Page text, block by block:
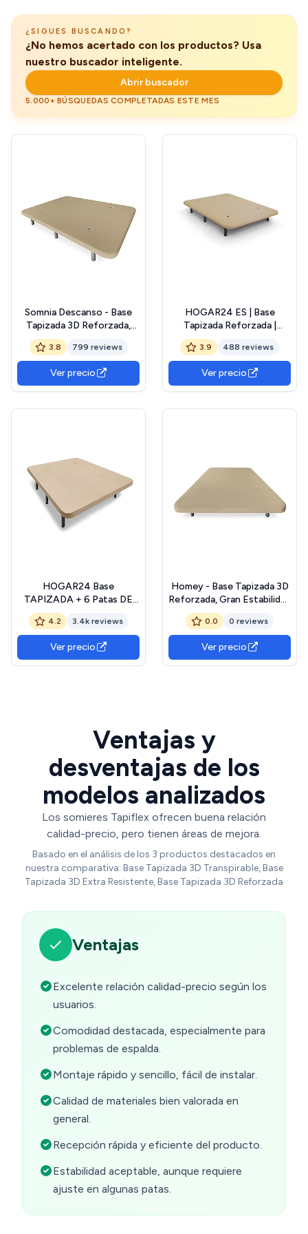
¿SIGUES BUSCANDO?
¿No hemos acertado con los productos? Usa
nuestro buscador inteligente.
Abrir buscador
5.000+ BÚSQUEDAS COMPLETADAS ESTE MES
Somnia Descanso - Base
Tapizada 3D Reforzada,
Gran Estabilidad con 5
Barras Transversales y 6
Patas metálicas roscadas
de 25cm, 135x190, Beige
3.8 799 reviews
Ver precio
HOGAR24 ES | Base
Tapizada Reforzada |
Tejido 3D Beige | Válvulas
de Transpiración | Incluye
Juego de Patas Metálicas
de 26 cm | Medidas:
135x190 cm
3.9 488 reviews
Ver precio
HOGAR24 Base
TAPIZADA + 6 Patas DE
Metal con Tejido 3D Y
VÁLVULAS DE
TRANSPIRACIÓN-
120x180cm-PATAS 26CM
4.2 3.4k reviews
Ver precio
Homey - Base Tapizada 3D
Reforzada, Gran Estabilidad
con 5 Barras Transversales
y 6 Patas metálicas
roscadas de 25cm, 150 x
190, Beige
0.0 0 reviews
Ver precio
Ventajas y
desventajas de los
modelos analizados
Los somieres Tapiflex ofrecen buena relación
calidad-precio, pero tienen áreas de mejora.
Basado en el análisis de los 3 productos destacados en
nuestra comparativa: Base Tapizada 3D Transpirable, Base
Tapizada 3D Extra Resistente, Base Tapizada 3D Reforzada
Ventajas
Excelente relación calidad-precio según los
usuarios.
Comodidad destacada, especialmente para
problemas de espalda.
Montaje rápido y sencillo, fácil de instalar.
Calidad de materiales bien valorada en
general.
Recepción rápida y eficiente del producto.
Estabilidad aceptable, aunque requiere
ajuste en algunas patas.